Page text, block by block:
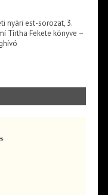
nyári est-sorozat, 3.
Tírtha Fekete könyve –